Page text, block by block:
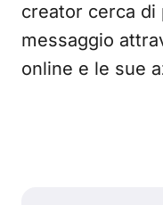
creator cerca di
messaggio
online e le sue